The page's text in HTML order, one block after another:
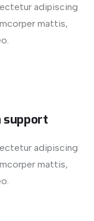
adipiscing
mattis,
support
adipiscing
mattis,